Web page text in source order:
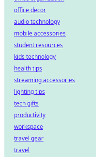
office decor
audio technology
mobile accessories
student resources
kids technology
health tips
streaming accessories
lighting tips
tech gifts
productivity
workspace
travel gear
travel